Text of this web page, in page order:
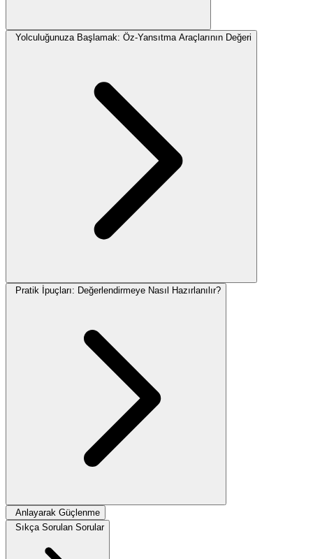
Yolculuğunuza Başlamak: Öz-Yansıtma Araçlarının Değeri
Pratik İpuçları: Değerlendirmeye Nasıl Hazırlanılır?
Anlayarak Güçlenme
Sıkça Sorulan Sorular